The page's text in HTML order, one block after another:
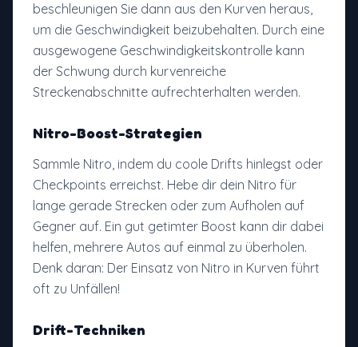
beschleunigen Sie dann aus den Kurven heraus,
um die Geschwindigkeit beizubehalten. Durch eine
ausgewogene Geschwindigkeitskontrolle kann
der Schwung durch kurvenreiche
Streckenabschnitte aufrechterhalten werden.
Nitro-Boost-Strategien
Sammle Nitro, indem du coole Drifts hinlegst oder
Checkpoints erreichst. Hebe dir dein Nitro für
lange gerade Strecken oder zum Aufholen auf
Gegner auf. Ein gut getimter Boost kann dir dabei
helfen, mehrere Autos auf einmal zu überholen.
Denk daran: Der Einsatz von Nitro in Kurven führt
oft zu Unfällen!
Drift-Techniken